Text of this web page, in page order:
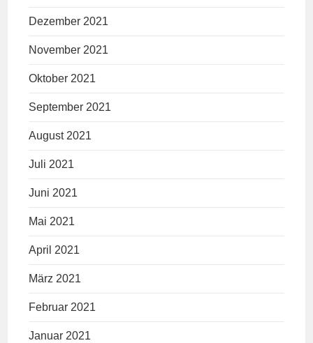
Dezember 2021
November 2021
Oktober 2021
September 2021
August 2021
Juli 2021
Juni 2021
Mai 2021
April 2021
März 2021
Februar 2021
Januar 2021